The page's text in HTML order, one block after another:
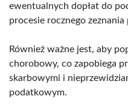
ewentualnych dopłat do
procesie rocznego
Również ważne jest, aby
chorobowy, co zapobiega
skarbowymi i
podatkowym.